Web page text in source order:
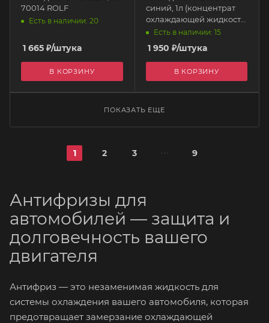
70014 ROLF
Есть в наличии: 20
1 665 ₽/штука
В КОРЗИНУ
синий, 1л (концентрат
охлаждающей жидкости
на основе
моноэтиленгликоля)
15C2AF CASTROL
Есть в наличии: 15
1 950 ₽/штука
В КОРЗИНУ
ПОКАЗАТЬ ЕЩЕ
1 2 3 9
Антифризы для
автомобилей — защита и
долговечность вашего
двигателя
Антифриз — это незаменимая жидкость для
системы охлаждения вашего автомобиля, которая
предотвращает замерзание охлаждающей